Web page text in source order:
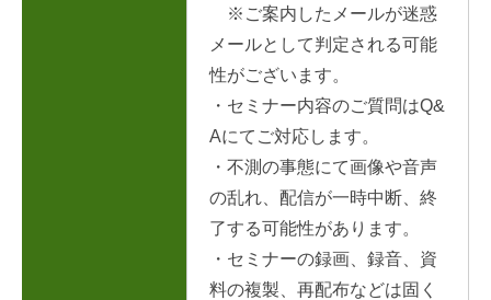
※ご案内したメールが迷惑
メールとして判定される可能
性がございます。
・セミナー内容のご質問はQ&
Aにてご対応します。
・不測の事態にて画像や音声
の乱れ、配信が一時中断、終
了する可能性があります。
・セミナーの録画、録音、資
料の複製、再配布などは固く